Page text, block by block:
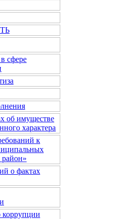
сфере
об имуществе
характера
к
о фактах
коррупции